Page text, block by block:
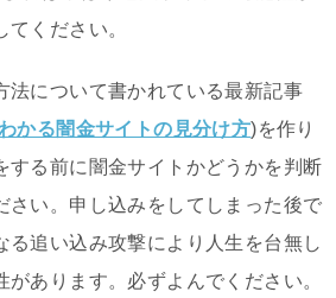
ください。
法について書かれている最新記事
かる闇金サイトの見分け方)を作り
する前に闇金サイトかどうかを判断
さい。申し込みをしてしまった後で
る追い込み攻撃により人生を台無し
あります。必ずよんでください。